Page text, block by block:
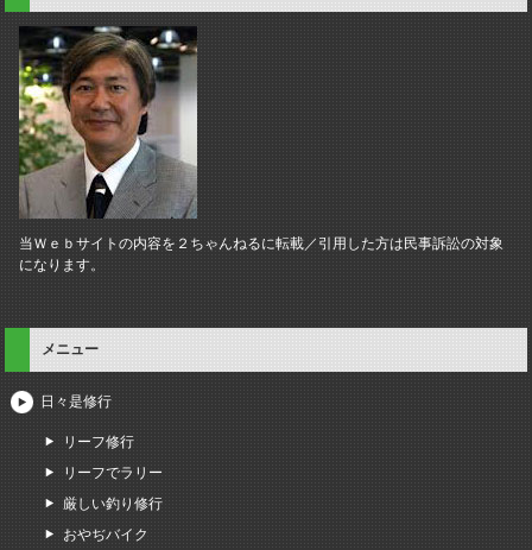
当Ｗｅｂサイトの内容を２ちゃんねるに転載／引用した方は民事訴訟の対象
になります。
メニュー
日々是修行
リーフ修行
リーフでラリー
厳しい釣り修行
おやぢバイク